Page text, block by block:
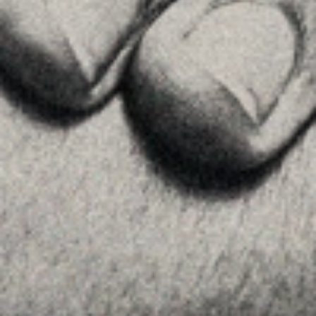
Inici
La Firma
Equipo
Assessorament
Insights
Contactar
Linkedin
Instagram
Youtube